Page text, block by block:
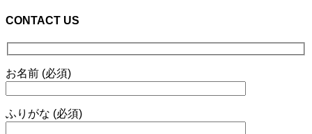
CONTACT US
お名前 (必須)
ふりがな (必須)